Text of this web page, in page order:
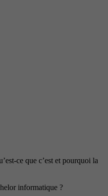
ce que c’est et pourquoi la
informatique ?